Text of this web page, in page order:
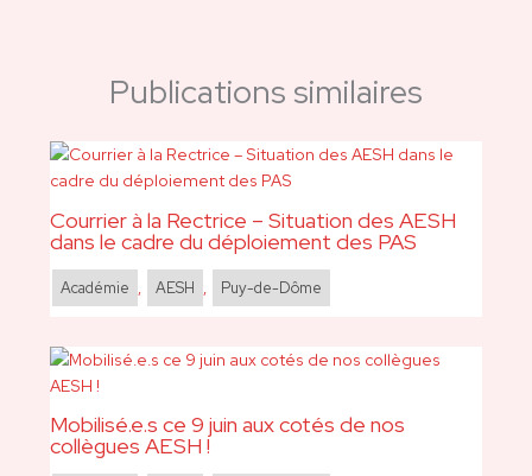
Publications similaires
Courrier à la Rectrice – Situation des AESH
dans le cadre du déploiement des PAS
Académie , AESH , Puy-de-Dôme
Mobilisé.e.s ce 9 juin aux cotés de nos
collègues AESH !